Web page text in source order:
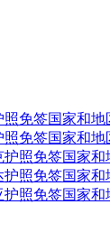
照免签国家和地
照免签国家和地
护照免签国家和
护照免签国家和
护照免签国家和